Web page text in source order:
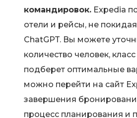
командировок. Expedia
отели и рейсы, не
ChatGPT. Вы можете
количество человек,
подберет оптимальные
можно перейти на сайт
завершения
процесс планирования и